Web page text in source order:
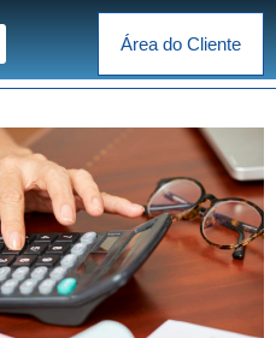
Área do Cliente